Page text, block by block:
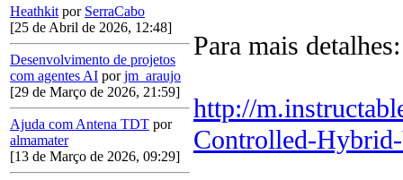
Heathkit por SerraCabo
[25 de Abril de 2026, 12:48]
Desenvolvimento de projetos
com agentes AI porjm_araujo
[29 de Março de 2026, 21:59]
Ajuda com Antena TDT por
almamater
[13 de Março de 2026, 09:29]
Para mais detalhes:
http://
Controlled-